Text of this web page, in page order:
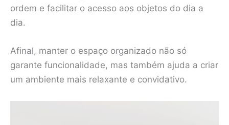
ordem e facilitar o acesso aos objetos do dia a
dia.
Afinal, manter o espaço organizado não só
garante funcionalidade, mas também ajuda a criar
um ambiente mais relaxante e convidativo.